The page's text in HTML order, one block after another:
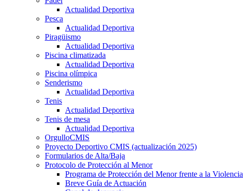
Actualidad Deportiva
Pesca
Actualidad Deportiva
Piragüismo
Actualidad Deportiva
Piscina climatizada
Actualidad Deportiva
Piscina olímpica
Senderismo
Actualidad Deportiva
Tenis
Actualidad Deportiva
Tenis de mesa
Actualidad Deportiva
OrgulloCMIS
Proyecto Deportivo CMIS (actualización 2025)
Formularios de Alta/Baja
Protocolo de Protección al Menor
Programa de Protección del Menor frente a la
Breve Guía de Actuación